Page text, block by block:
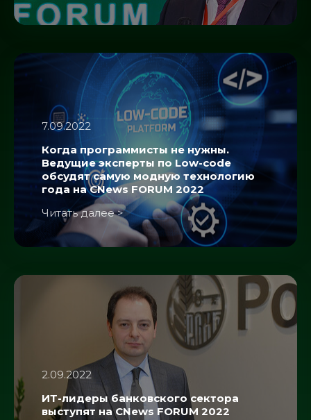
7.09.2022
Когда программисты не нужны.
Ведущие эксперты по Low-code
обсудят самую модную технологию
года на CNews FORUM 2022
Читать далее >
2.09.2022
ИТ-лидеры банковского сектора
выступят на CNews FORUM 2022